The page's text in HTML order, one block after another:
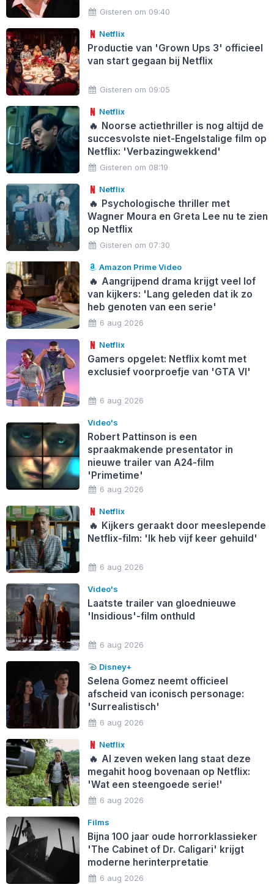
Gisteren om 09:40
Netflix
Productie van 'Grown Ups 3' officieel
van start gegaan bij Netflix
Gisteren om 09:05
Netflix
🔥 Noorse actiethriller is nog altijd de
succesvolste niet-Engelstalige film op
Netflix: 'Verbazingwekkend'
Gisteren om 08:19
Netflix
🔥 Psychologische thriller met
Wagner Moura en Greta Lee nu te zien
op Netflix
Gisteren om 07:30
Amazon Prime Video
🔥 Aangrijpend drama krijgt veel lof
van kijkers: 'Lang geleden dat ik zo
heb genoten van een serie'
6 aug 2026
Netflix
Gamers opgelet: Netflix komt met
exclusief voorproefje van 'GTA VI'
6 aug 2026
Video's
Robert Pattinson is een
spraakmakende presentator in
nieuwe trailer van A24-film
'Primetime'
6 aug 2026
Netflix
🔥 Kijkers geraakt door meeslepende
Netflix-film: 'Ik heb vijf keer gehuild'
6 aug 2026
Video's
Laatste trailer van gloednieuwe
'Insidious'-film onthuld
6 aug 2026
Disney+
Selena Gomez neemt officieel
afscheid van iconisch personage:
'Surrealistisch'
6 aug 2026
Netflix
🔥 Al zeven weken lang staat deze
megahit hoog bovenaan op Netflix:
'Wat een steengoede serie!'
6 aug 2026
Films
Bijna 100 jaar oude horrorklassieker
'The Cabinet of Dr. Caligari' krijgt
moderne herinterpretatie
6 aug 2026